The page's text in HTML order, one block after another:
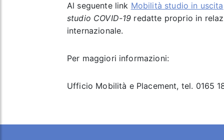
Al seguente link Mobilità studio in uscita
studio COVID-19 redatte proprio in
internazionale.
Per maggiori informazioni:
Ufficio Mobilità e Placement, tel. 0165